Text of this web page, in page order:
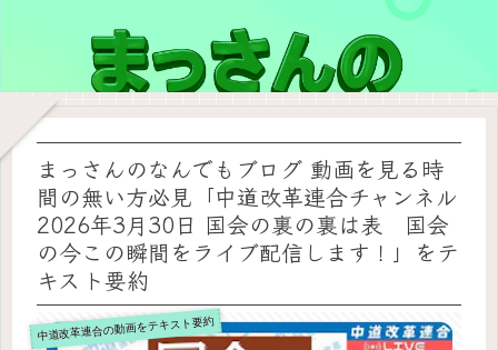
まっさんのなんでもブログ 動画を見る時
間の無い方必見「中道改革連合チャンネル
2026年3月30日 国会の裏の裏は表 国会
の今この瞬間をライブ配信します！」をテ
キスト要約
中道改革連合の動画をテキスト要約